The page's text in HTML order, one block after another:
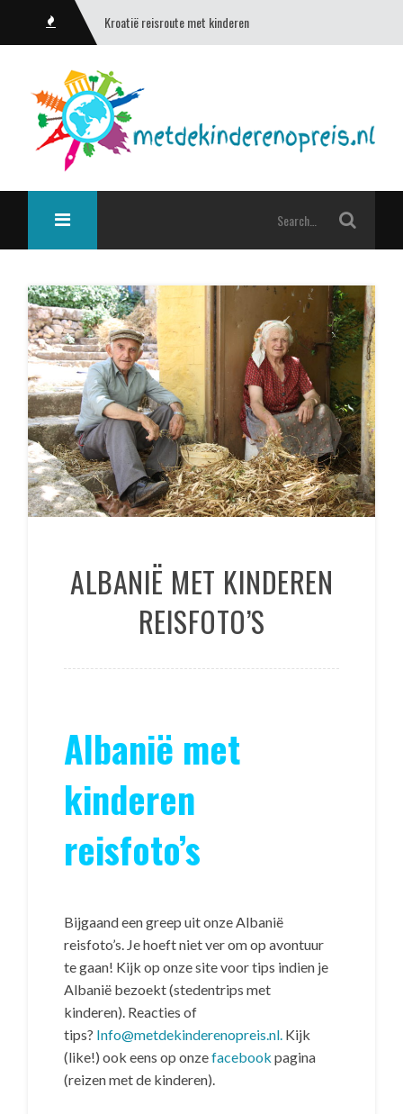
Kroatië reisroute met kinderen
ALBANIË MET KINDEREN
REISFOTO’S
Albanië met
kinderen
reisfoto’s
Bijgaand een greep uit onze Albanië
reisfoto’s. Je hoeft niet ver om op avontuur
te gaan! Kijk op onze site voor tips indien je
Albanië bezoekt (stedentrips met
kinderen). Reacties of
tips? Info@metdekinderenopreis.nl. Kijk
(like!) ook eens op onzefacebook pagina
(reizen met de kinderen).